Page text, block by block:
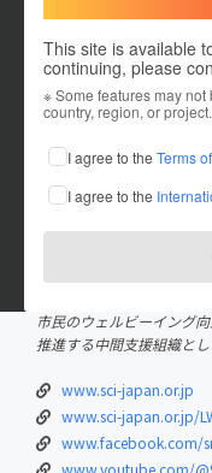
This site is available
continuing, please
※ Some features may
country, region, or project.
I agree to the Terms
I agree to the
一般社団
ン
プ
これまでに1件のプロジ
在住国：日本 現在地：東
出身地：
一般社団法人スマートシ
市民のウェルビーイング
推進する中間支援組織と
www.sci-japan.or.jp
www.sci-japan.or.jp/
www.facebook.com/